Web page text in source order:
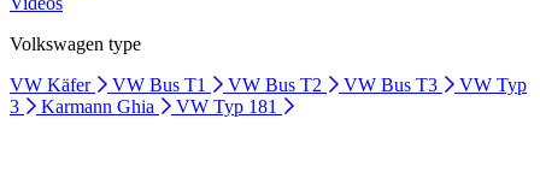
Volkswagen type
VW Käfer
VW Bus T1 VW Bus T2 VW Bus T3
VW Typ
3
Karmann Ghia VW Typ 181